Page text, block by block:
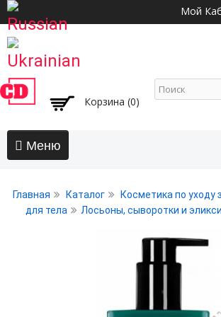
основному
Мой
Корзина (0)
АКЦИИ
Бальзамы и кондиционеры
Главная Каталог Косметика по уходу
для тела
Лосьоны, сыворотки и